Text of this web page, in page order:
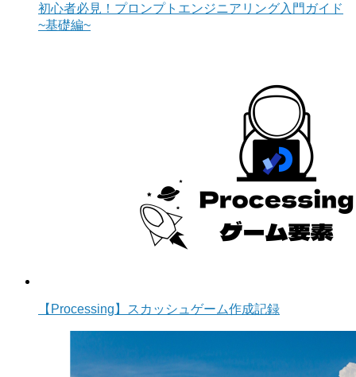
初心者必見！プロンプトエンジニアリング入門ガイド
~基礎編~
【Processing】スカッシュゲーム作成記録